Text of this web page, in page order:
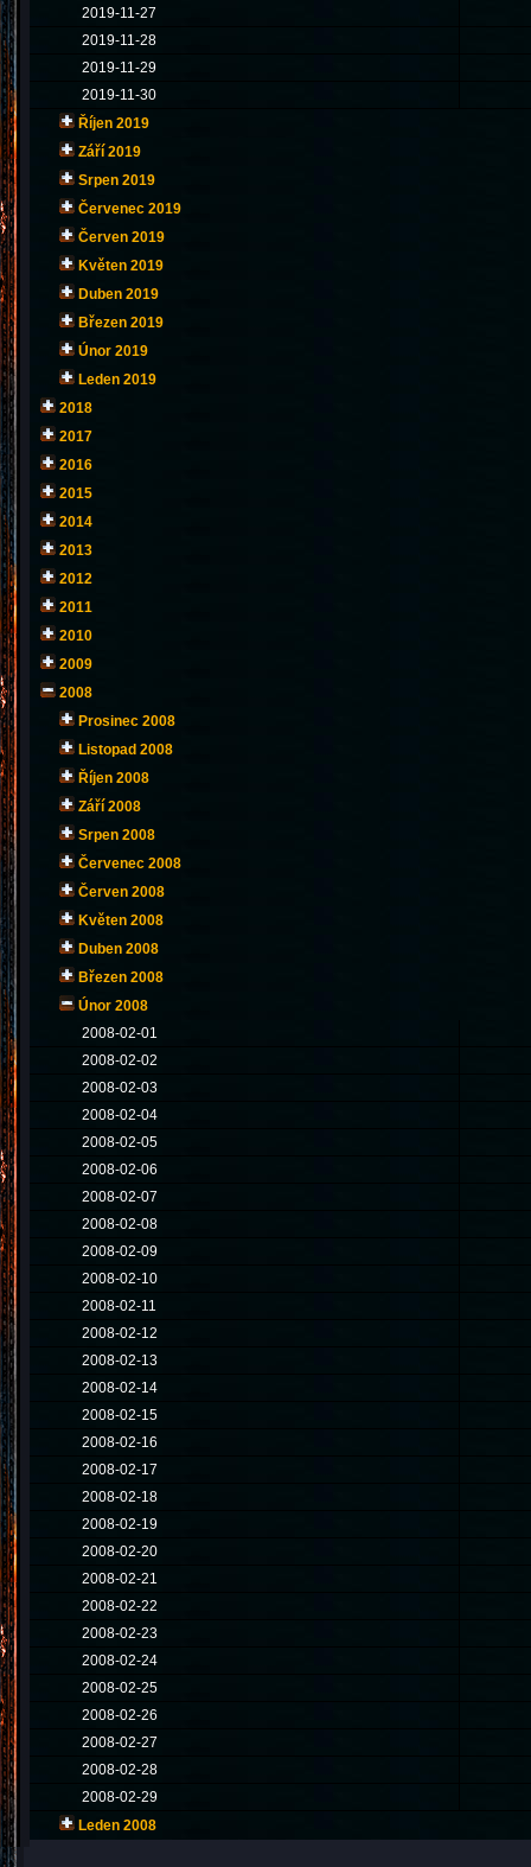
2019-11-27
2019-11-28
2019-11-29
2019-11-30
Říjen 2019
Září 2019
Srpen 2019
Červenec 2019
Červen 2019
Květen 2019
Duben 2019
Březen 2019
Únor 2019
Leden 2019
2018
2017
2016
2015
2014
2013
2012
2011
2010
2009
2008
Prosinec 2008
Listopad 2008
Říjen 2008
Září 2008
Srpen 2008
Červenec 2008
Červen 2008
Květen 2008
Duben 2008
Březen 2008
Únor 2008
2008-02-01
2008-02-02
2008-02-03
2008-02-04
2008-02-05
2008-02-06
2008-02-07
2008-02-08
2008-02-09
2008-02-10
2008-02-11
2008-02-12
2008-02-13
2008-02-14
2008-02-15
2008-02-16
2008-02-17
2008-02-18
2008-02-19
2008-02-20
2008-02-21
2008-02-22
2008-02-23
2008-02-24
2008-02-25
2008-02-26
2008-02-27
2008-02-28
2008-02-29
Leden 2008